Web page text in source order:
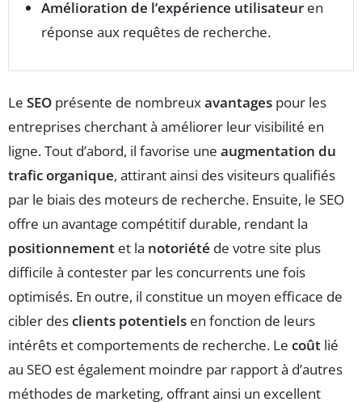
Amélioration de l’expérience utilisateur en
réponse aux requêtes de recherche.
Le SEO présente de nombreuxavantages pour les
entreprises cherchant à améliorer leur visibilité en
ligne. Tout d’abord, il favorise une augmentation du
trafic organique, attirant ainsi des visiteurs qualifiés
par le biais des moteurs de recherche. Ensuite, le SEO
offre un avantage compétitif durable, rendant la
positionnement et la notoriété de votre site plus
difficile à contester par les concurrents une fois
optimisés. En outre, il constitue un moyen efficace de
cibler desclients potentiels en fonction de leurs
intérêts et comportements de recherche. Le coût lié
au SEO est également moindre par rapport à d’autres
méthodes de marketing, offrant ainsi un excellent